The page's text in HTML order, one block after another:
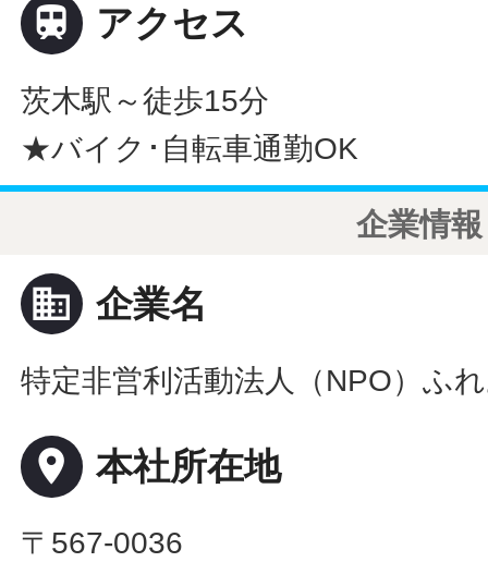
 アクセス
茨木駅～徒歩15分
★バイク･自転車通勤OK
企業情報
business 企業名
特定非営利活動法人（NPO）ふ
place 本社所在地
〒567-0036